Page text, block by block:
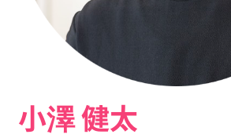
小澤 健太